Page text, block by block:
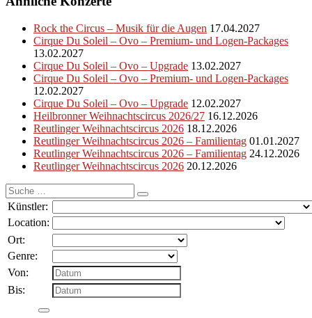
Rock the Circus – Musik für die Augen 17.04.2027
Cirque Du Soleil – Ovo – Premium- und Logen-Packages
13.02.2027
Cirque Du Soleil – Ovo – Upgrade 13.02.2027
Cirque Du Soleil – Ovo – Premium- und Logen-Packages
12.02.2027
Cirque Du Soleil – Ovo – Upgrade 12.02.2027
Heilbronner Weihnachtscircus 2026/27 16.12.2026
Reutlinger Weihnachtscircus 2026 18.12.2026
Reutlinger Weihnachtscircus 2026 – Familientag 01.01.2027
Reutlinger Weihnachtscircus 2026 – Familientag 24.12.2026
Reutlinger Weihnachtscircus 2026 20.12.2026
Suche
nach:
Künstler:
Location:
Ort:
Genre:
Von:
Bis: